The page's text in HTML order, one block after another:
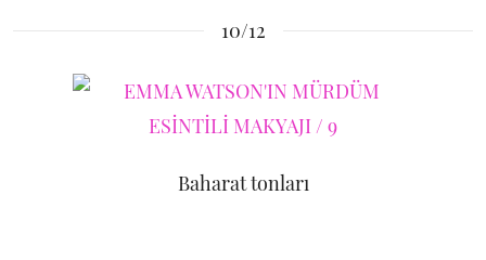
10/12
Baharat tonları